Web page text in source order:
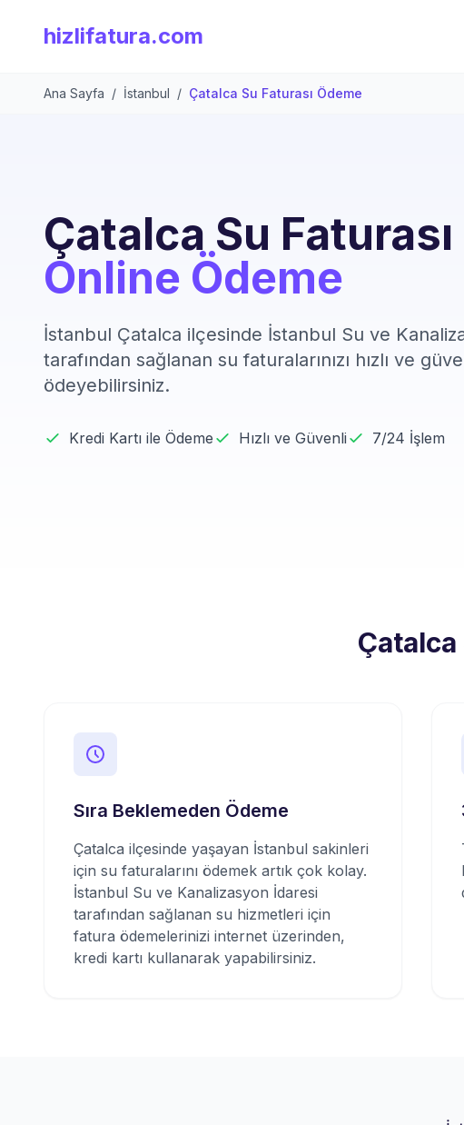
hizlifatura.com
Ana Sayfa / İstanbul / Çatalca Su Faturası Ödeme
Çatalca Su Faturası
Online Ödeme
İstanbul Çatalca ilçesinde İstanbul Su ve
tarafından sağlanan su faturalarınızı hızlı ve
ödeyebilirsiniz.
Kredi Kartı ile Ödeme Hızlı ve Güvenli 7/24 İşlem
Çatalca
Sıra Beklemeden Ödeme
Çatalca ilçesinde yaşayan İstanbul sakinleri
için su faturalarını ödemek artık çok kolay.
İstanbul Su ve Kanalizasyon İdaresi
tarafından sağlanan su hizmetleri için
fatura ödemelerinizi internet üzerinden,
kredi kartı kullanarak yapabilirsiniz.